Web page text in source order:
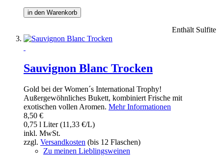
in den Warenkorb
Enthält Sulfite
Sauvignon Blanc Trocken
Gold bei der Women´s International Trophy!
Außergewöhnliches Bukett, kombiniert Frische mit
exotischen vollen Aromen. Mehr Informationen
8,50 €
0,75 l Liter (11,33 €/L)
inkl. MwSt.
zzgl. Versandkosten (bis 12 Flaschen)
Zu meinen Lieblingsweinen